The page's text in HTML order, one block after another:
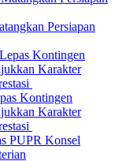
Persiapan
Kontingen
Karakter